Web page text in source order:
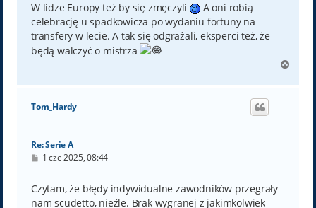
W lidze Europy też by się zmęczyli
A oni robią
celebrację u spadkowicza po wydaniu fortuny na
transfery w lecie. A tak się odgrażali, eksperci też, że
będą walczyć o mistrza
g
Tom_Hardy
Re: Serie A
P
t
1 cze 2025, 08:44
Czytam, że błędy indywidualne zawodników przegrały
nam scudetto, nieźle. Brak wygranej z jakimkolwiek